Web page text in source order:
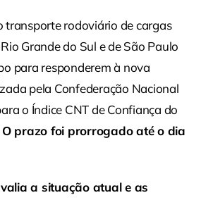
transporte rodoviário de cargas
Grande do Sul e de São Paulo
para responderem à nova
pela Confederação Nacional
o Índice CNT de Confiança do
O prazo foi prorrogado até o dia
a situação atual e as